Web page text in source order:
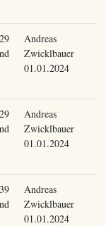
Andreas
Zwicklbauer
01.01.2024
Andreas
Zwicklbauer
01.01.2024
Andreas
Zwicklbauer
01.01.2024